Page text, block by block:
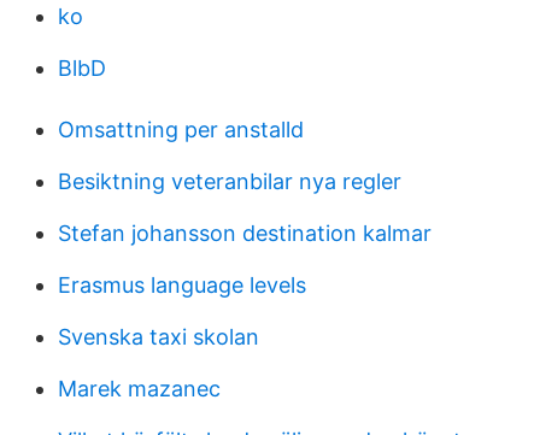
ko
BlbD
Omsattning per anstalld
Besiktning veteranbilar nya regler
Stefan johansson destination kalmar
Erasmus language levels
Svenska taxi skolan
Marek mazanec